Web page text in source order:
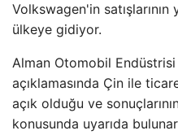
Volkswagen'in satışlarının
ülkeye gidiyor.
Alman Otomobil
açıklamasında Çin ile
açık olduğu ve
konusunda uyarıda